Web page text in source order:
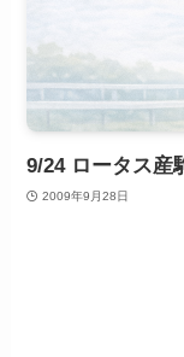
9/24 ロータス産
2009年9月28日